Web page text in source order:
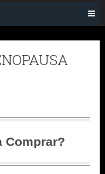
Comprar?